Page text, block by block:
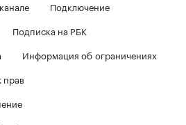
Подключение
Подписка на РБК
Информация об ограничениях